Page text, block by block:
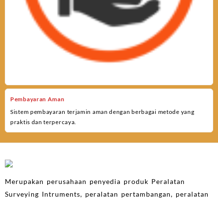
Pembayaran Aman
Sistem pembayaran terjamin aman dengan berbagai metode yang
praktis dan terpercaya.
Merupakan perusahaan penyedia produk Peralatan
Surveying Intruments, peralatan pertambangan, peralatan